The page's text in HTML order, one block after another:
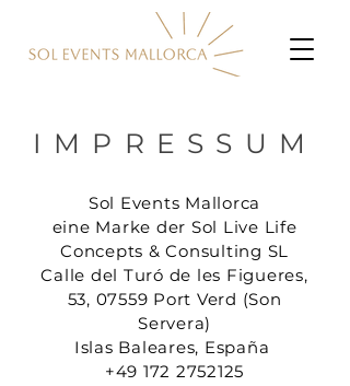
IMPRESSUM
Sol Events Mallorca
eine Marke der Sol Live Life
Concepts & Consulting SL
Calle del Turó de les Figueres,
53, 07559 Port Verd (Son
Servera)
Islas Baleares, España
‭+49 172 2752125